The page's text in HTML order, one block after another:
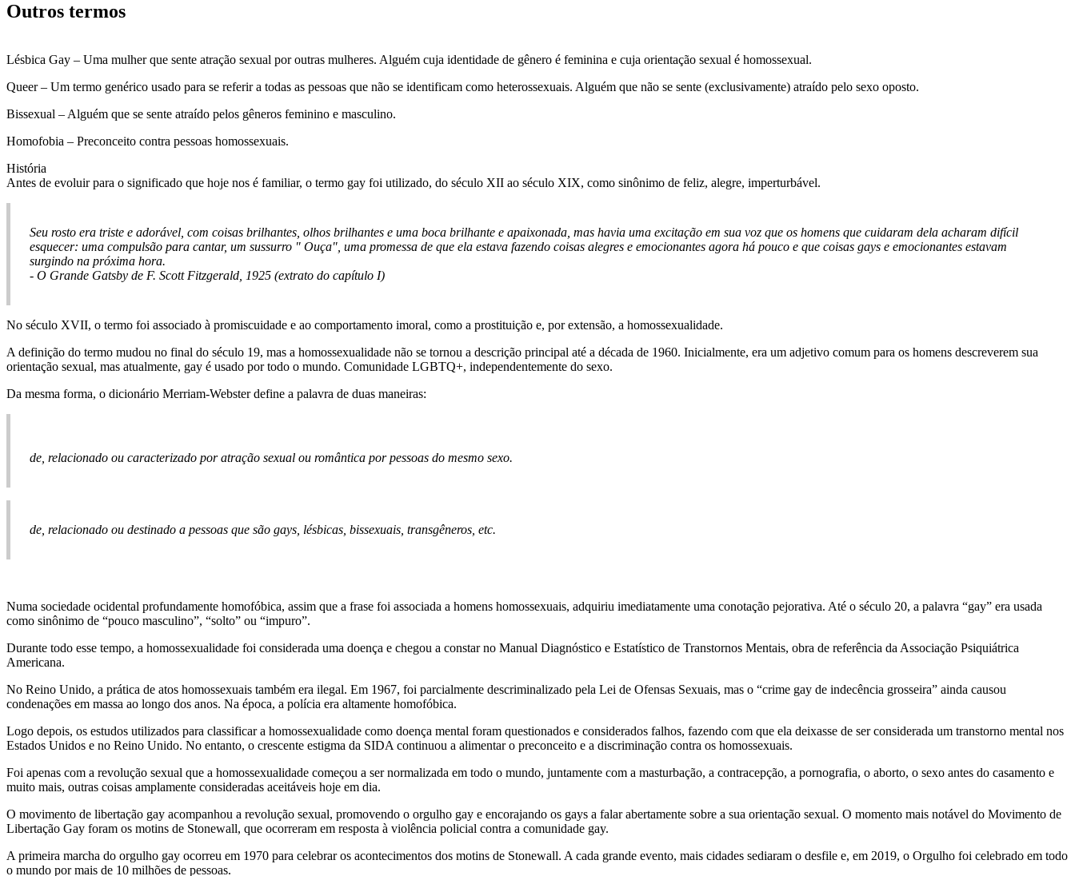
Outros termos
Lésbica Gay – Uma mulher que sente atração sexual por outras mulheres. Alguém cuja identidade de gênero é feminina e cuja orientação sexual é homossexual.
Queer – Um termo genérico usado para se referir a todas as pessoas que não se identificam como heterossexuais. Alguém que não se sente (exclusivamente) atraído pelo sexo oposto.
Bissexual – Alguém que se sente atraído pelos gêneros feminino e masculino.
Homofobia – Preconceito contra pessoas homossexuais.
História
Antes de evoluir para o significado que hoje nos é familiar, o termo gay foi utilizado, do século XII ao século XIX, como sinônimo de feliz, alegre, imperturbável.
Seu rosto era triste e adorável, com coisas brilhantes, olhos brilhantes e uma boca brilhante e apaixonada, mas havia uma excitação em sua voz que os homens que cuidaram dela acharam difícil
esquecer: uma compulsão para cantar, um sussurro " Ouça", uma promessa de que ela estava fazendo coisas alegres e emocionantes agora há pouco e que coisas gays e emocionantes estavam
surgindo na próxima hora.
- O Grande Gatsby de F. Scott Fitzgerald, 1925 (extrato do capítulo I)
No século XVII, o termo foi associado à promiscuidade e ao comportamento imoral, como a prostituição e, por extensão, a homossexualidade.
A definição do termo mudou no final do século 19, mas a homossexualidade não se tornou a descrição principal até a década de 1960. Inicialmente, era um adjetivo comum para os homens descreverem sua
orientação sexual, mas atualmente, gay é usado por todo o mundo. Comunidade LGBTQ+, independentemente do sexo.
Da mesma forma, o dicionário Merriam-Webster define a palavra de duas maneiras:
de, relacionado ou caracterizado por atração sexual ou romântica por pessoas do mesmo sexo.
de, relacionado ou destinado a pessoas que são gays, lésbicas, bissexuais, transgêneros, etc.
Numa sociedade ocidental profundamente homofóbica, assim que a frase foi associada a homens homossexuais, adquiriu imediatamente uma conotação pejorativa. Até o século 20, a palavra “gay” era usada
como sinônimo de “pouco masculino”, “solto” ou “impuro”.
Durante todo esse tempo, a homossexualidade foi considerada uma doença e chegou a constar no Manual Diagnóstico e Estatístico de Transtornos Mentais, obra de referência da Associação Psiquiátrica
Americana.
No Reino Unido, a prática de atos homossexuais também era ilegal. Em 1967, foi parcialmente descriminalizado pela Lei de Ofensas Sexuais, mas o “crime gay de indecência grosseira” ainda causou
condenações em massa ao longo dos anos. Na época, a polícia era altamente homofóbica.
Logo depois, os estudos utilizados para classificar a homossexualidade como doença mental foram questionados e considerados falhos, fazendo com que ela deixasse de ser considerada um transtorno mental nos
Estados Unidos e no Reino Unido. No entanto, o crescente estigma da SIDA continuou a alimentar o preconceito e a discriminação contra os homossexuais.
Foi apenas com a revolução sexual que a homossexualidade começou a ser normalizada em todo o mundo, juntamente com a masturbação, a contracepção, a pornografia, o aborto, o sexo antes do casamento e
muito mais, outras coisas amplamente consideradas aceitáveis hoje em dia.
O movimento de libertação gay acompanhou a revolução sexual, promovendo o orgulho gay e encorajando os gays a falar abertamente sobre a sua orientação sexual. O momento mais notável do Movimento de
Libertação Gay foram os motins de Stonewall, que ocorreram em resposta à violência policial contra a comunidade gay.
A primeira marcha do orgulho gay ocorreu em 1970 para celebrar os acontecimentos dos motins de Stonewall. A cada grande evento, mais cidades sediaram o desfile e, em 2019, o Orgulho foi celebrado em todo
o mundo por mais de 10 milhões de pessoas.